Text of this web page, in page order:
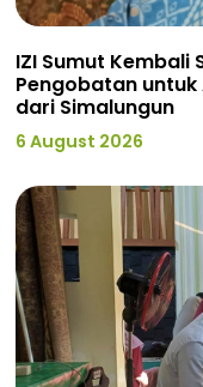
IZI Sumut Kembali
Pengobatan untuk
dari Simalungun
6 August 2026